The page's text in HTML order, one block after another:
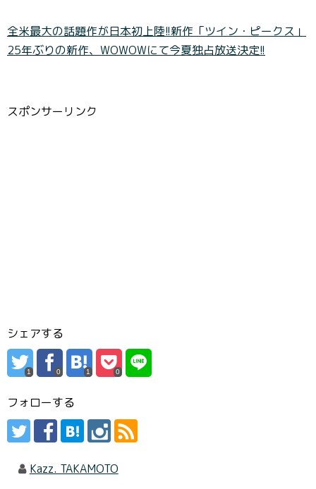
全米最大の話題作が日本初上陸!!新作「ツイン・ピークス」
25年ぶりの新作、WOWOWにて今夏独占放送決定!!
スポンサーリンク
シェアする
1 0 1 0
フォローする
Kazz. TAKAMOTO